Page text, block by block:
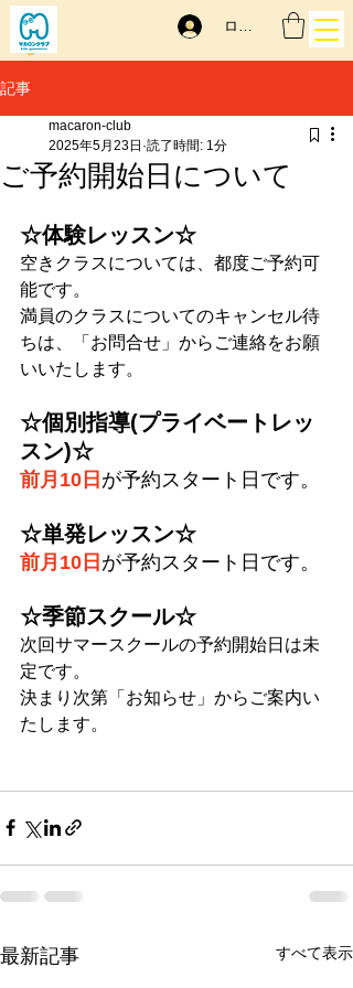
ログイン
記事
ご予約開始日について
macaron-club
2025年5月23日 読了時間: 1分
☆体験レッスン☆
空きクラスについては、都度ご予約可
能です。
満員のクラスについてのキャンセル待
ちは、「お問合せ」からご連絡をお願
いいたします。
☆個別指導(プライベートレッ
スン)☆
前月10日 が予約スタート日です。
☆単発レッスン☆
前月10日 が予約スタート日です。
☆季節スクール☆
次回サマースクールの予約開始日は未
定です。
決まり次第「お知らせ」からご案内い
たします。
最新記事 すべて表示